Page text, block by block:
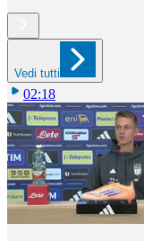
Vedi tutti
02:18